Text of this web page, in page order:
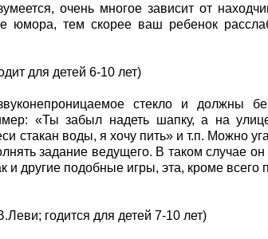
очень многое зависит от
юмора, тем скорее ваш ребенок
для детей 6-10 лет)
стекло и должны
«Ты забыл надеть шапку, а на
стакан воды, я хочу пить» и т.п. Можно
задание ведущего. В таком случае
другие подобные игры, эта, кроме всего
годится для детей 7-10 лет)